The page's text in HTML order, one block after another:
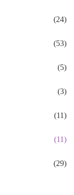
(24)
(53)
(5)
(3)
(11)
(11)
(29)